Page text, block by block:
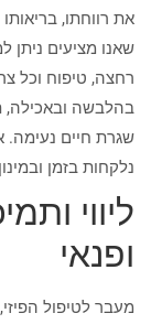
את רווחתו,
שאנו מציעים ניתן
רחצה, טיפוח וכל
בהלבשה ובאכילה,
שגרת חיים נעימה.
נלקחות בזמן
ליווי
ופנאי
מעבר לטיפול